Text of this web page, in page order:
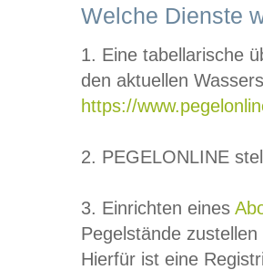
Welche Dienste
1. Eine tabellarische
den aktuellen
https://
2. PEGELONLINE
3. Einrichten eines
Pegelstände
Hierfür ist eine